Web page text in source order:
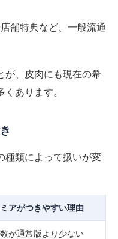
舗特典など、一般流通
が、皮肉にも現在の希
あります。
種類によって扱いが変
アがつきやすい理由
が通常版より少ない